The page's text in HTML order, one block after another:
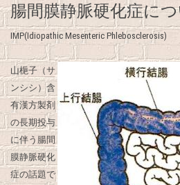
腸間膜静脈硬化症に
IMP(Idiopathic Mesenteric Phlebosclerosis)
山梔子（サ
ンシシ）含
有漢方製剤
の長期投与
に伴う腸間
膜静脈硬化
症の話題で